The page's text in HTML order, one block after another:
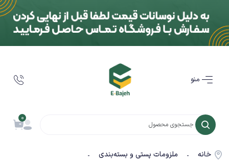
0
خانه - ملزومات پستی و بسته‌بندی
-